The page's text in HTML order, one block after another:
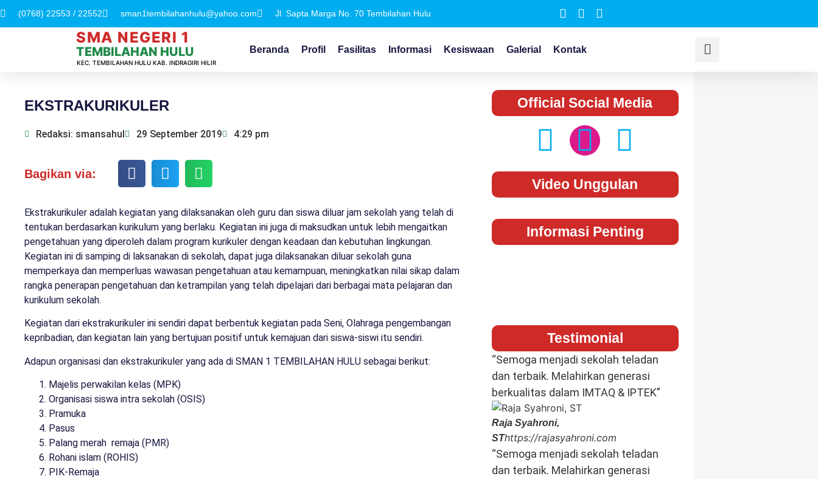
(0768) 22553 / 22552 sman1tembilahanhulu@yahoo.com Jl. Sapta Marga No. 70 Tembilahan Hulu
SMA NEGERI 1
TEMBILAHAN HULU
KEC. TEMBILAHAN HULU KAB. INDRAGIRI HILIR
Beranda Profil Fasilitas Informasi Kesiswaan Galerial Kontak
EKSTRAKURIKULER
Redaksi: smansahul 29 September 2019 4:29 pm
Bagikan via:
Ekstrakurikuler adalah kegiatan yang dilaksanakan oleh guru dan siswa diluar jam sekolah yang telah di
tentukan berdasarkan kurikulum yang berlaku. Kegiatan ini juga di maksudkan untuk lebih mengaitkan
pengetahuan yang diperoleh dalam program kurikuler dengan keadaan dan kebutuhan lingkungan.
Kegiatan ini di samping di laksanakan di sekolah, dapat juga dilaksanakan diluar sekolah guna
memperkaya dan memperluas wawasan pengetahuan atau kemampuan, meningkatkan nilai sikap dalam
rangka penerapan pengetahuan dan ketrampilan yang telah dipelajari dari berbagai mata pelajaran dan
kurikulum sekolah.
Kegiatan dari ekstrakurikuler ini sendiri dapat berbentuk kegiatan pada Seni, Olahraga pengembangan
kepribadian, dan kegiatan lain yang bertujuan positif untuk kemajuan dari siswa-siswi itu sendiri.
Adapun organisasi dan ekstrakurikuler yang ada di SMAN 1 TEMBILAHAN HULU sebagai berikut:
Majelis perwakilan kelas (MPK)
Organisasi siswa intra sekolah (OSIS)
Pramuka
Pasus
Palang merah remaja (PMR)
Rohani islam (ROHIS)
PIK-Remaja
Official Social Media
Video Unggulan
Informasi Penting
Testimonial
“Semoga menjadi sekolah teladan
dan terbaik. Melahirkan generasi
berkualitas dalam IMTAQ & IPTEK”
Raja Syahroni,
SThttps://rajasyahroni.com
“Semoga menjadi sekolah teladan
dan terbaik. Melahirkan generasi